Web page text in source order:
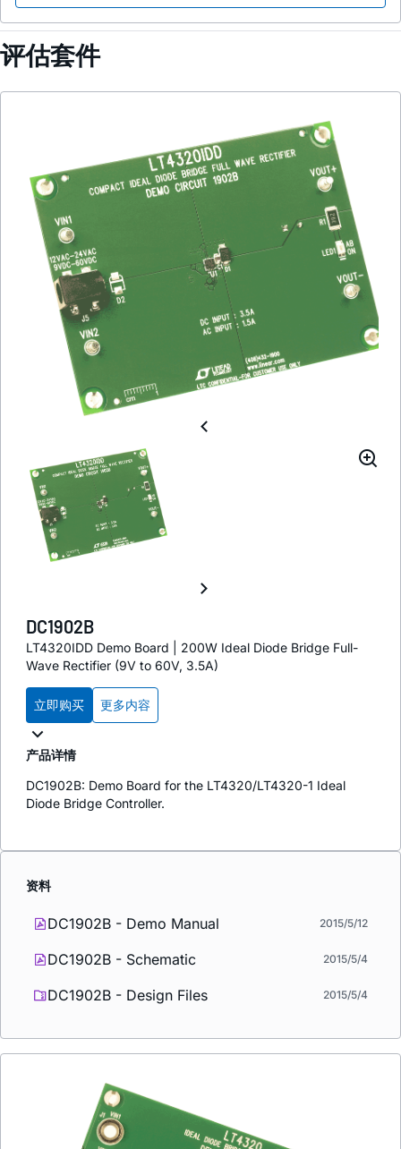
评估套件
DC1902B
LT4320IDD Demo Board | 200W Ideal Diode Bridge Full-
Wave Rectifier (9V to 60V, 3.5A)
立即购买 更多内容
产品详情
DC1902B: Demo Board for the LT4320/LT4320-1 Ideal
Diode Bridge Controller.
资料
DC1902B - Demo Manual 2015/5/12
DC1902B - Schematic 2015/5/4
DC1902B - Design Files 2015/5/4